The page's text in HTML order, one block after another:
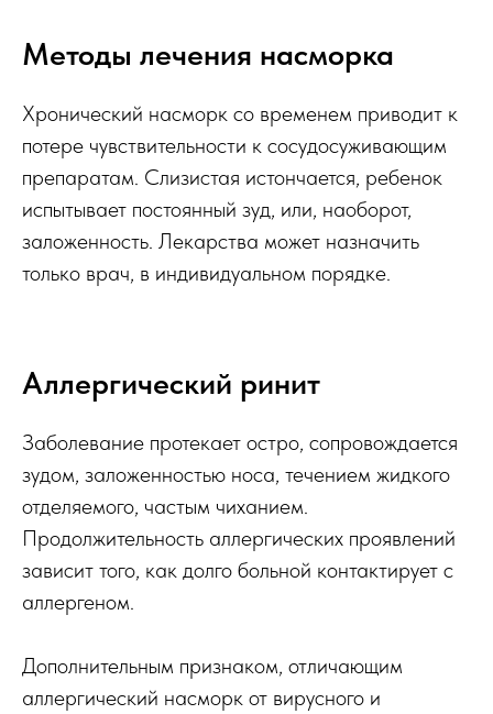
Методы лечения насморка
Хронический насморк со временем приводит к
потере чувствительности к сосудосуживающим
препаратам. Слизистая истончается, ребенок
испытывает постоянный зуд, или, наоборот,
заложенность. Лекарства может назначить
только врач, в индивидуальном порядке.
Аллергический ринит
Заболевание протекает остро, сопровождается
зудом, заложенностью носа, течением жидкого
отделяемого, частым чиханием.
Продолжительность аллергических проявлений
зависит того, как долго больной контактирует с
аллергеном.
Дополнительным признаком, отличающим
аллергический насморк от вирусного и